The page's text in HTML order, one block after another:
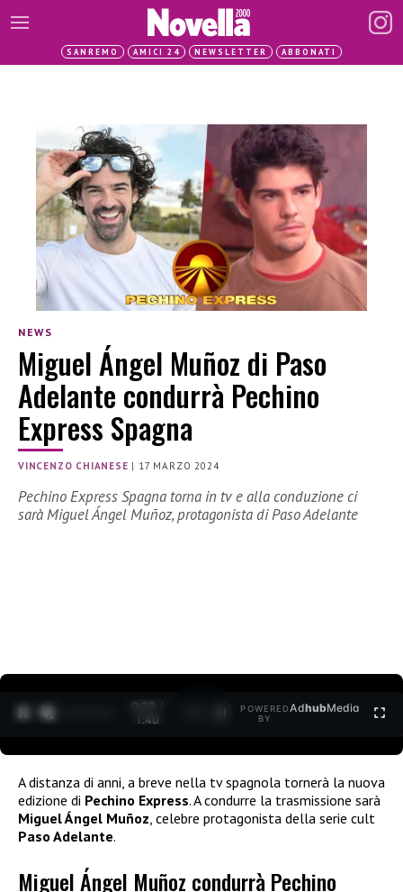
SANREMO AMICI 24 NEWSLETTER ABBONATI
NEWS
Miguel Ángel Muñoz di Paso
Adelante condurrà Pechino
Express Spagna
VINCENZO CHIANESE | 17 MARZO 2024
Pechino Express Spagna torna in tv e alla conduzione ci
sarà Miguel Ángel Muñoz, protagonista di Paso Adelante
0:30 /
1:40
POWERED
BY
AdhubMedia
A distanza di anni, a breve nella tv spagnola tornerà la nuova
edizione di Pechino Express. A condurre la trasmissione sarà
Miguel Ángel Muñoz , celebre protagonista della serie cult
Paso Adelante.
Miguel Ángel Muñoz condurrà Pechino